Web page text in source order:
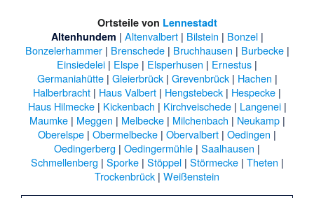
Ortsteile von Lennestadt
Altenhundem | Altenvalbert| Bilstein | Bonzel|
Bonzelerhammer| Brenschede| Bruchhausen | Burbecke|
Einsiedelei | Elspe | Elsperhusen | Ernestus |
Germaniahütte| Gleierbrück| Grevenbrück| Hachen |
Halberbracht | Haus Valbert | Hengstebeck | Hespecke |
Haus Hilmecke| Kickenbach | Kirchveischede| Langenei|
Maumke| Meggen | Melbecke| Milchenbach | Neukamp|
Oberelspe | Obermelbecke | Obervalbert | Oedingen |
Oedingerberg | Oedingermühle | Saalhausen |
Schmellenberg | Sporke| Stöppel| Störmecke| Theten |
Trockenbrück | Weißenstein